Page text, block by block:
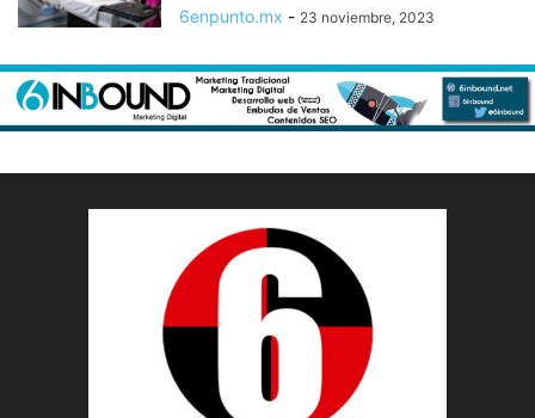
6enpunto.mx - 23 noviembre, 2023